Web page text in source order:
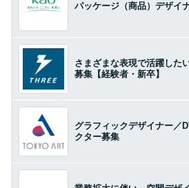
パッケージ（商品）デザイ
さまざまな表現で活躍した
募集【経験者・新卒】
グラフィックデザイナー／
クター募集